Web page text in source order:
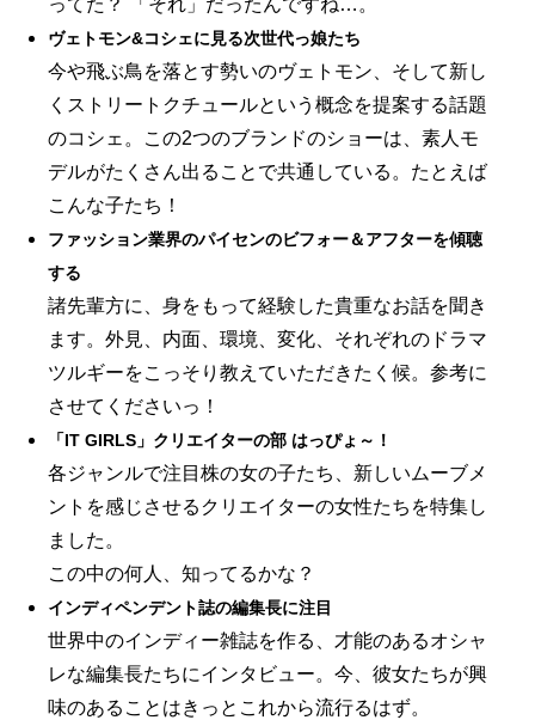
ってた？ 「それ」だったんですね…。
ヴェトモン&コシェに見る次世代っ娘たち
今や飛ぶ鳥を落とす勢いのヴェトモン、そして新し
くストリートクチュールという概念を提案する話題
のコシェ。この2つのブランドのショーは、素人モ
デルがたくさん出ることで共通している。たとえば
こんな子たち！
ファッション業界のパイセンのビフォー＆アフターを傾聴
する
諸先輩方に、身をもって経験した貴重なお話を聞き
ます。外見、内面、環境、変化、それぞれのドラマ
ツルギーをこっそり教えていただきたく候。参考に
させてくださいっ！
「IT GIRLS」クリエイターの部 はっぴょ～！
各ジャンルで注目株の女の子たち、新しいムーブメ
ントを感じさせるクリエイターの女性たちを特集し
ました。
この中の何人、知ってるかな？
インディペンデント誌の編集長に注目
世界中のインディー雑誌を作る、才能のあるオシャ
レな編集長たちにインタビュー。今、彼女たちが興
味のあることはきっとこれから流行るはず。